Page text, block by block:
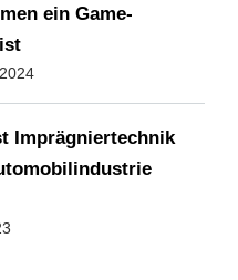
ein Game-
Imprägniertechnik